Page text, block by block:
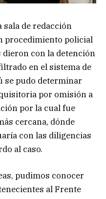
sala de redacción
procedimiento policial
con la detención
en el sistema de
se pudo determinar
por omisión a
por la cual fue
cercana, dónde
con las diligencias
al caso.
pudimos conocer
al Frente